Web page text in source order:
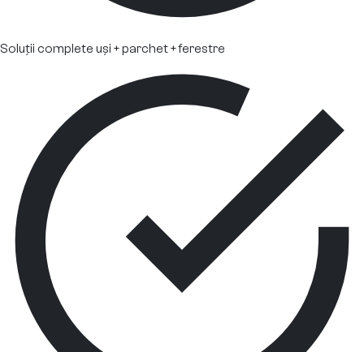
Soluții complete uși + parchet + ferestre